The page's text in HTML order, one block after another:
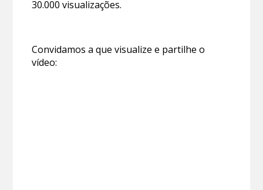
30.000 visualizações.
Convidamos a que visualize e partilhe o
vídeo: